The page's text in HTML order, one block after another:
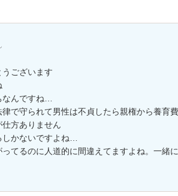
ございます
んですね…
で守られて男性は不貞したら親権から養育
方ありません
かないですよね…
ってるのに人道的に間違えてますよね。一緒